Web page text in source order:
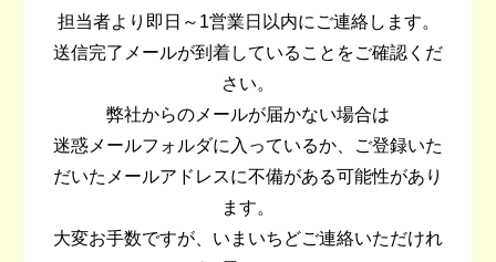
担当者より即日～1営業日以内にご連絡します。
送信完了メールが到着していることをご確認くだ
さい。
弊社からのメールが届かない場合は
迷惑メールフォルダに入っているか、ご登録いた
だいたメールアドレスに不備がある可能性があり
ます。
大変お手数ですが、いまいちどご連絡いただけれ